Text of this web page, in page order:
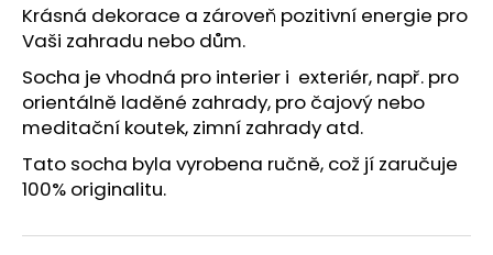
Krásná dekorace a zároveň pozitivní energie pro
Vaši zahradu nebo dům.
Socha je vhodná pro interier i exteriér, např. pro
orientálně laděné zahrady, pro čajový nebo
meditační koutek, zimní zahrady atd.
Tato socha byla vyrobena ručně, což jí zaručuje
100% originalitu.
D
o
p
o
r
u
u